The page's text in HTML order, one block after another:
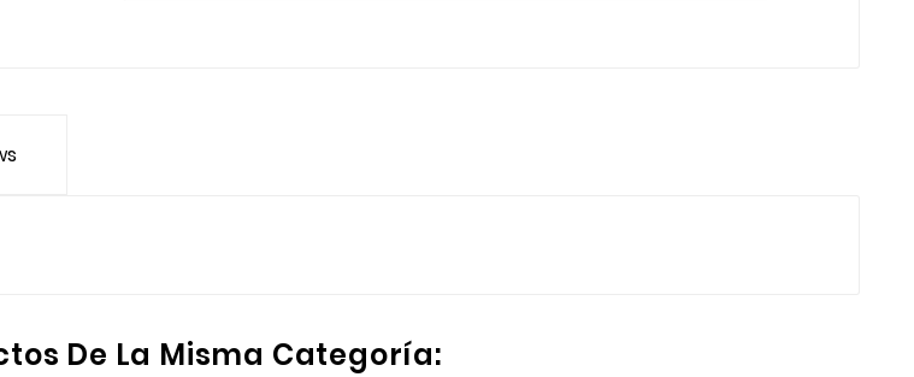
De La Misma Categoría: